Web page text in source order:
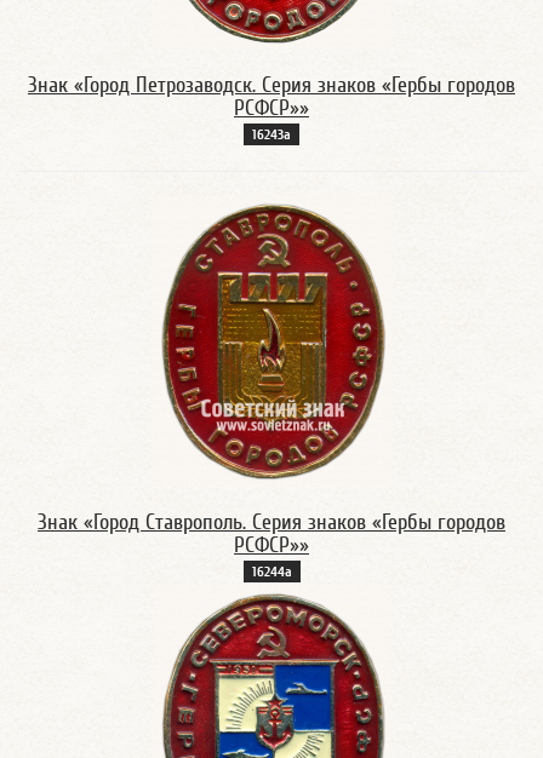
Знак «Город Петрозаводск. Серия знаков «Гербы городов
РСФСР»»
16243а
Знак «Город Ставрополь. Серия знаков «Гербы городов
РСФСР»»
16244а